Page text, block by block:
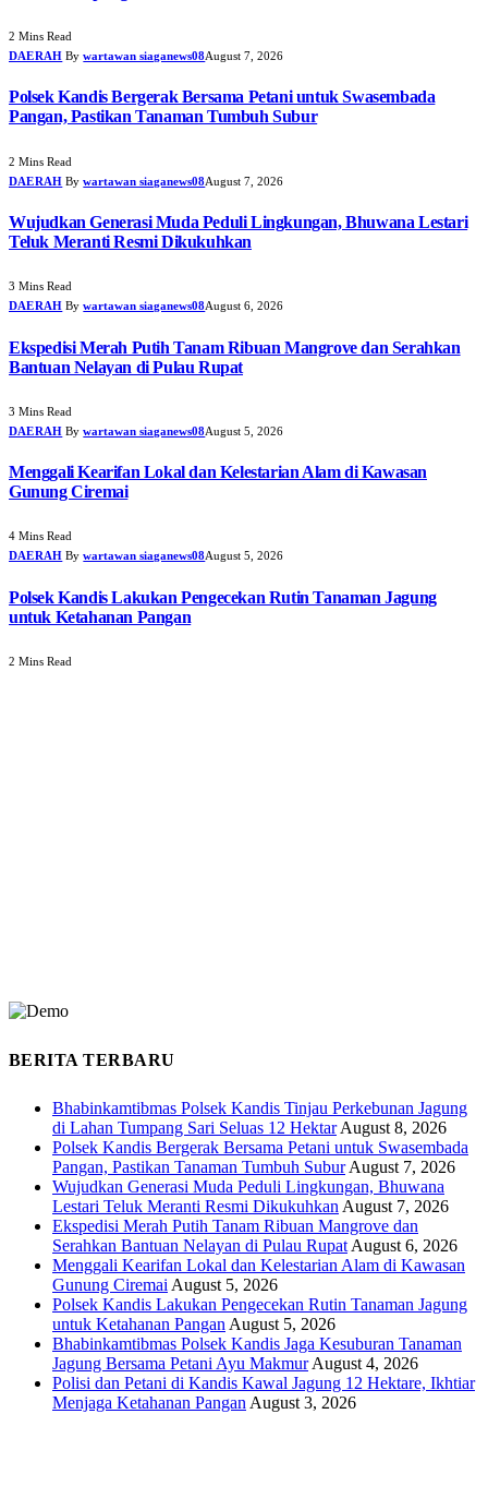
2 Mins Read
DAERAH By wartawan siaganews08August 7, 2026
Polsek Kandis Bergerak Bersama Petani untuk Swasembada
Pangan, Pastikan Tanaman Tumbuh Subur
2 Mins Read
DAERAH By wartawan siaganews08August 7, 2026
Wujudkan Generasi Muda Peduli Lingkungan, Bhuwana Lestari
Teluk Meranti Resmi Dikukuhkan
3 Mins Read
DAERAH By wartawan siaganews08August 6, 2026
Ekspedisi Merah Putih Tanam Ribuan Mangrove dan Serahkan
Bantuan Nelayan di Pulau Rupat
3 Mins Read
DAERAH By wartawan siaganews08August 5, 2026
Menggali Kearifan Lokal dan Kelestarian Alam di Kawasan
Gunung Ciremai
4 Mins Read
DAERAH By wartawan siaganews08August 5, 2026
Polsek Kandis Lakukan Pengecekan Rutin Tanaman Jagung
untuk Ketahanan Pangan
2 Mins Read
BERITA TERBARU
Bhabinkamtibmas Polsek Kandis Tinjau Perkebunan Jagung
di Lahan Tumpang Sari Seluas 12 Hektar August 8, 2026
Polsek Kandis Bergerak Bersama Petani untuk Swasembada
Pangan, Pastikan Tanaman Tumbuh Subur August 7, 2026
Wujudkan Generasi Muda Peduli Lingkungan, Bhuwana
Lestari Teluk Meranti Resmi Dikukuhkan August 7, 2026
Ekspedisi Merah Putih Tanam Ribuan Mangrove dan
Serahkan Bantuan Nelayan di Pulau Rupat August 6, 2026
Menggali Kearifan Lokal dan Kelestarian Alam di Kawasan
Gunung Ciremai August 5, 2026
Polsek Kandis Lakukan Pengecekan Rutin Tanaman Jagung
untuk Ketahanan Pangan August 5, 2026
Bhabinkamtibmas Polsek Kandis Jaga Kesuburan Tanaman
Jagung Bersama Petani Ayu Makmur August 4, 2026
Polisi dan Petani di Kandis Kawal Jagung 12 Hektare, Ikhtiar
Menjaga Ketahanan Pangan August 3, 2026